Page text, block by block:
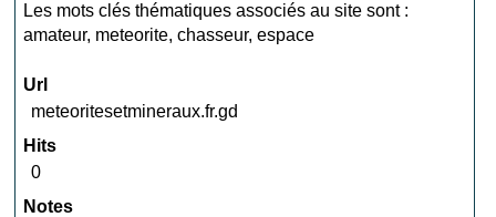
Les mots clés thématiques associés au site sont :
amateur, meteorite,chasseur,espace
Url
meteoritesetmineraux.fr.gd
Hits
0
Notes